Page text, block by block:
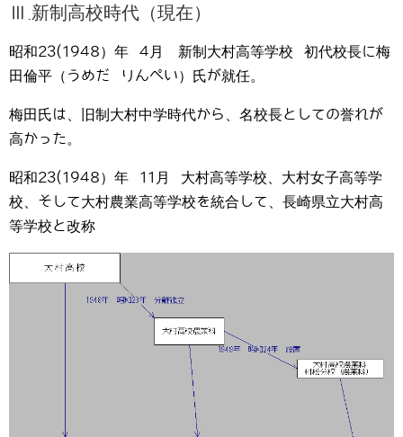
Ⅲ.新制高校時代（現在）
昭和23(1948）年 4月 新制大村高等学校 初代校長に梅
田倫平（うめだ りんぺい）氏が就任。
梅田氏は、旧制大村中学時代から、名校長としての誉れが
高かった。
昭和23(1948）年 11月 大村高等学校、大村女子高等学
校、そして大村農業高等学校を統合して、長崎県立大村高
等学校と改称